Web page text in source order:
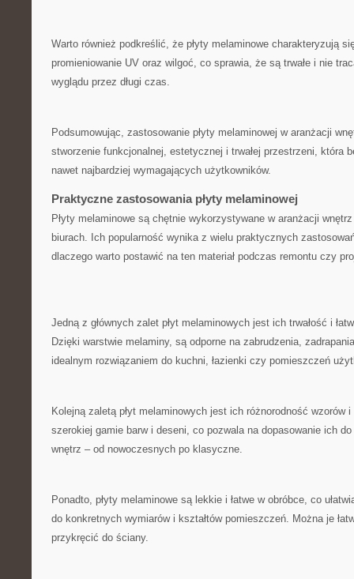
Warto również podkreślić, że płyty melaminowe charakteryzują
promieniowanie UV oraz wilgoć, ​co sprawia, że są trwałe i nie
wyglądu przez długi czas.
Podsumowując, zastosowanie płyty‌ melaminowej w ‌aranżacji
stworzenie‍ funkcjonalnej, estetycznej i‍ trwałej przestrzeni, która⁣
nawet najbardziej wymagających użytkowników.
Praktyczne​ zastosowania płyty ⁢melaminowej
Płyty melaminowe są chętnie wykorzystywane w aranżacji
biurach. Ich popularność wynika z wielu praktycznych
dlaczego warto postawić na ten materiał podczas‌ remontu ‍czy
‍Jedną z głównych ⁣zalet płyt melaminowych jest ⁢ich trwałość i
Dzięki warstwie melaminy, są‍ odporne na‍ zabrudzenia,
idealnym rozwiązaniem do kuchni,⁢ łazienki czy pomieszczeń
Kolejną zaletą płyt melaminowych jest ich różnorodność​ wzorów
‌szerokiej⁣ gamie ⁣barw i deseni, co pozwala na‌ dopasowanie ich
wnętrz – od nowoczesnych po⁣ klasyczne.
Ponadto,‍ płyty melaminowe są lekkie i łatwe ‍w obróbce,⁤ co
do konkretnych‌ wymiarów i kształtów pomieszczeń. Można je
przykręcić do ściany.